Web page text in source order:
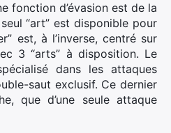
fonction d’évasion est de la
“art” est disponible pour
est, à l’inverse, centré sur
3 “arts” à disposition. Le
dans les attaques
saut exclusif. Ce dernier
que d’une seule attaque